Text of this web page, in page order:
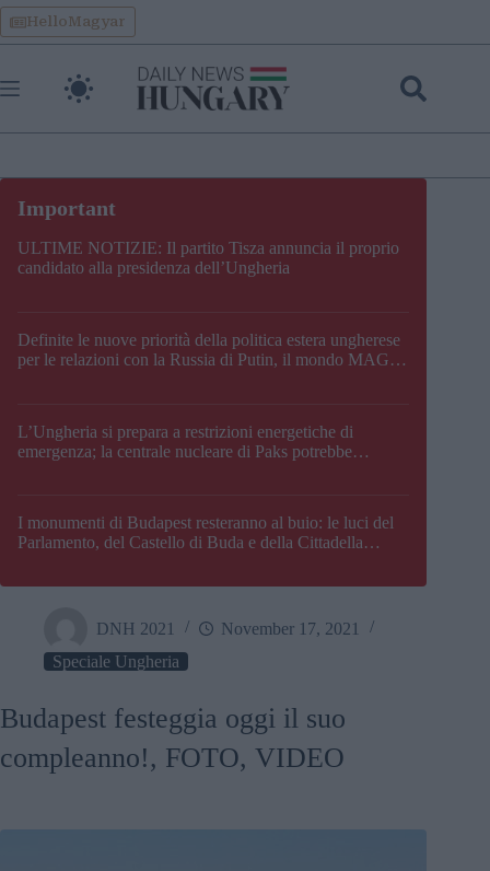
Skip
to
content
HelloMagyar
ULTIME NOTIZIE: Il partito Tisza annuncia il proprio
candidato alla presidenza dell’Ungheria
Definite le nuove priorità della politica estera ungherese
per le relazioni con la Russia di Putin, il mondo MAGA,
L’Ungheria si prepara a restrizioni energetiche di
emergenza; la centrale nucleare di Paks potrebbe
I monumenti di Budapest resteranno al buio: le luci del
Parlamento, del Castello di Buda e della Cittadella
DNH 2021
November 17, 2021
Speciale Ungheria
Budapest festeggia oggi il suo
compleanno!, FOTO, VIDEO